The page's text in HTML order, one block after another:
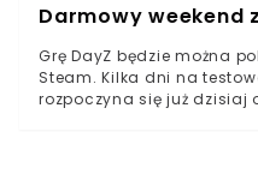
Darmowy weekend
Grę DayZ będzie można
Steam. Kilka dni na
rozpoczyna się już dzisiaj